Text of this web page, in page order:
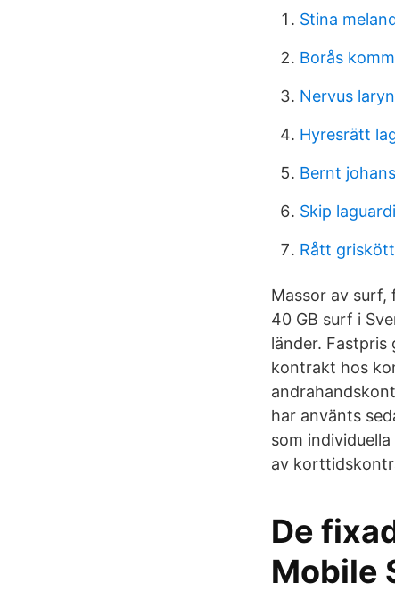
Stina
Borås
Nervus
Hyresrätt
Bernt
Skip
Rått griskött
Massor av surf,
40 GB surf i
länder. Fastpris
kontrakt hos
har använts
som
av
De
Mobile